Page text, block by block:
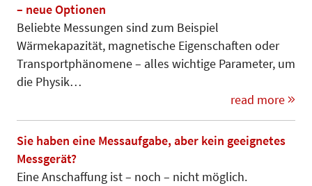
– neue Optionen
Beliebte Messungen sind zum Bei­spiel
Wärmekapazität, magneti­sche Eigenschaften oder
Transport­phä­nomene – alles wichtige Parameter, um
die Physik…
read more
Sie haben eine Messaufgabe, aber kein geeignetes
Messgerät?
Eine Anschaffung ist – noch – nicht möglich.